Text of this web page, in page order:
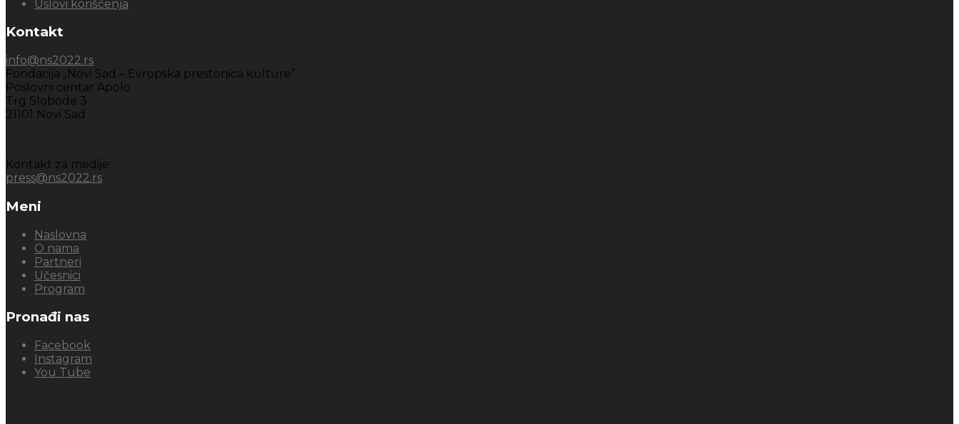
Uslovi korišćenja
Kontakt
info@ns2022.rs
Fondacija „Novi Sad – Evropska prestonica kulture”
Poslovni centar Apolo
Trg Slobode 3
21101 Novi Sad
Kontakt za medije:
press@ns2022.rs
Meni
Naslovna
O nama
Partneri
Učesnici
Program
Pronađi nas
Facebook
Instagram
You Tube